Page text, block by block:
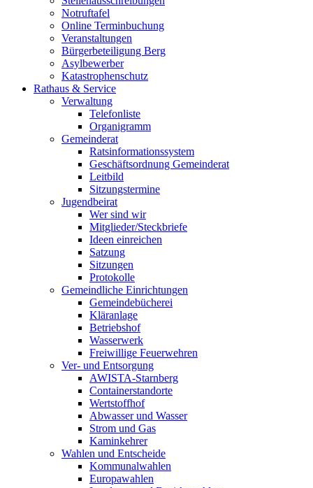
Notruftafel
Online Terminbuchung
Veranstaltungen
Bürgerbeteiligung Berg
Asylbewerber
Katastrophenschutz
Rathaus & Service
Verwaltung
Telefonliste
Organigramm
Gemeinderat
Ratsinformationssystem
Geschäftsordnung Gemeinderat
Leitbild
Sitzungstermine
Jugendbeirat
Wer sind wir
Mitglieder/Steckbriefe
Ideen einreichen
Satzung
Sitzungen
Protokolle
Gemeindliche Einrichtungen
Gemeindebücherei
Kläranlage
Betriebshof
Wasserwerk
Freiwillige Feuerwehren
Ver- und Entsorgung
AWISTA-Starnberg
Containerstandorte
Wertstoffhof
Abwasser und Wasser
Strom und Gas
Kaminkehrer
Wahlen und Entscheide
Kommunalwahlen
Europawahlen